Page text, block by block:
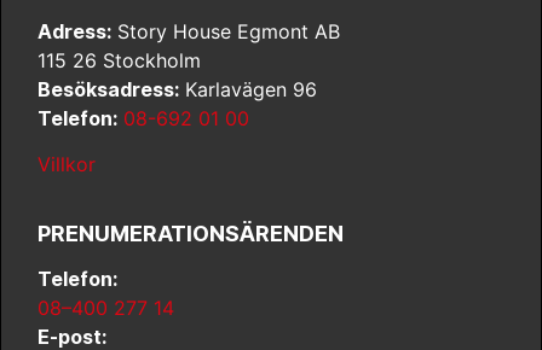
Adress: Story House Egmont AB
115 26 Stockholm
Besöksadress: Karlavägen 96
Telefon: 08-692 01 00
Villkor
PRENUMERATIONSÄRENDEN
Telefon:
08–400 277 14
E-post: